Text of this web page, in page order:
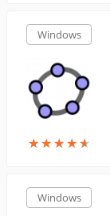
Windows
★★★★★
★★★★★
Windows